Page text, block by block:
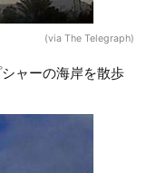
(via The Telegraph)
ャーの海岸を散歩